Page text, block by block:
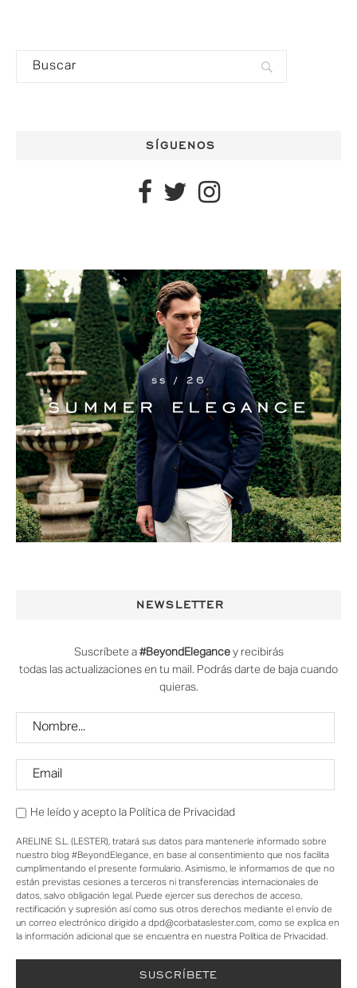
SÍGUENOS
NEWSLETTER
Suscríbete a #BeyondElegancey recibirás
todas las actualizaciones en tu mail. Podrás darte de baja cuando
quieras.
He leído y acepto la Política de Privacidad
ARELINE S.L. (LESTER), tratará sus datos para mantenerle informado sobre
nuestro blog #BeyondElegance, en base al consentimiento que nos facilita
cumplimentando el presente formulario. Asimismo, le informamos de que no
están previstas cesiones a terceros ni transferencias internacionales de
datos, salvo obligación legal. Puede ejercer sus derechos de acceso,
rectificación y supresión así como sus otros derechos mediante el envío de
un correo electrónico dirigido a dpd@corbataslester.com, como se explica en
la información adicional que se encuentra en nuestra Política de Privacidad.